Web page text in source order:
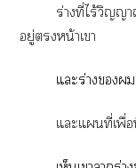
ร่างที่ไร้วิญญ
อยู่หน้าเา
แะร่าง
แะแที่เพื่